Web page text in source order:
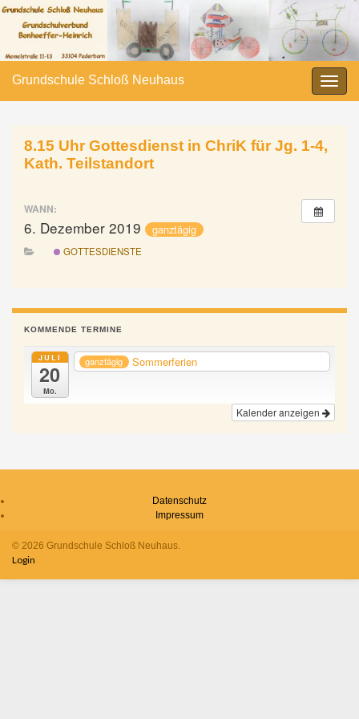
Grundschule Schloß Neuhaus
8.15 Uhr Gottesdienst in ChriK für Jg. 1-4,
Kath. Teilstandort
WANN:
6. Dezember 2019 ganztägig
GOTTESDIENSTE
KOMMENDE TERMINE
JULI
20
Mo.
ganztägig Sommerferien
Kalender anzeigen
Datenschutz
Impressum
© 2026 Grundschule Schloß Neuhaus.
Login